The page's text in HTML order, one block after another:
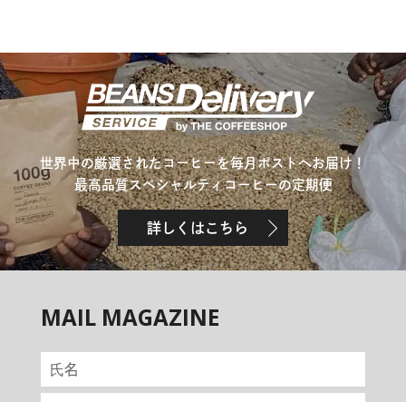
世界中の厳選されたコーヒーを毎月ポストへお届け！
最高品質スペシャルティコーヒーの定期便
詳しくはこちら
MAIL MAGAZINE